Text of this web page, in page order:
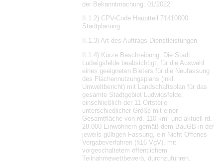
der Bekanntmachung: 01/2022
II.1.2) CPV-Code Hauptteil 71410000
Stadtplanung
II.1.3) Art des Auftrags Dienstleistungen
II.1.4) Kurze Beschreibung: Die Stadt
Ludwigsfelde beabsichtigt, für die Auswahl
eines geeigneten Bieters für die Neufassung
des Flächennutzungsplans (inkl.
Umweltbericht) mit Landschaftsplan für das
gesamte Stadtgebiet Ludwigsfelde,
einschließlich der 11 Ortsteile
unterschiedlicher Größe mit einer
Gesamtfläche von rd. 110 km² und aktuell rd.
28.000 Einwohnern gemäß dem BauGB in der
jeweils gültigen Fassung, ein Nicht Offenes
Vergabeverfahren (§16 VgV), mit
vorgeschaltetem öffentlichem
Teilnahmewettbewerb, durchzuführen.